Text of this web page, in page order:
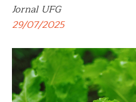
Jornal UFG
29/07/2025